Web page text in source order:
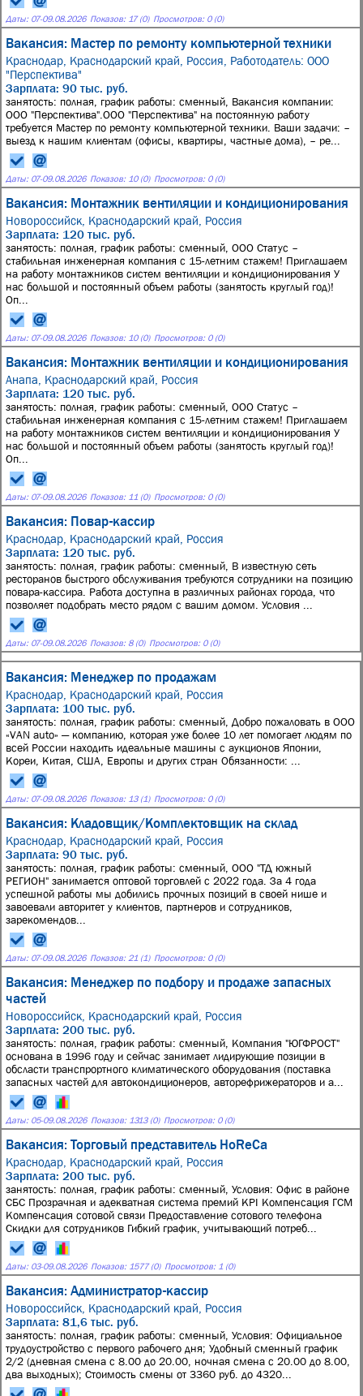
Даты: 07-09.08.2026 Показов: 17 (0) Просмотров: 0 (0)
Вакансия: Мастер по ремонту компьютерной техники
Краснодар, Краснодарский край, Россия, Работодатель: ООО
"Перспектива"
Зарплата: 90 тыс. руб.
занятость: полная, график работы: сменный, Вакансия компании:
ООО "Перспектива".ООО "Перспектива" на постоянную работу
требуется Мастер по ремонту компьютерной техники. Ваши задачи: –
выезд к нашим клиентам (офисы, квартиры, частные дома), – ре...
Даты: 07-09.08.2026 Показов: 10 (0) Просмотров: 0 (0)
Вакансия: Монтажник вентиляции и кондиционирования
Новороссийск, Краснодарский край, Россия
Зарплата: 120 тыс. руб.
занятость: полная, график работы: сменный, ООО Статус –
стабильная инженерная компания с 15-летним стажем! Приглашаем
на работу монтажников систем вентиляции и кондиционирования У
нас большой и постоянный объем работы (занятость круглый год)!
Оп...
Даты: 07-09.08.2026 Показов: 10 (0) Просмотров: 0 (0)
Вакансия: Монтажник вентиляции и кондиционирования
Анапа, Краснодарский край, Россия
Зарплата: 120 тыс. руб.
занятость: полная, график работы: сменный, ООО Статус –
стабильная инженерная компания с 15-летним стажем! Приглашаем
на работу монтажников систем вентиляции и кондиционирования У
нас большой и постоянный объем работы (занятость круглый год)!
Оп...
Даты: 07-09.08.2026 Показов: 11 (0) Просмотров: 0 (0)
Вакансия: Повар-кассир
Краснодар, Краснодарский край, Россия
Зарплата: 120 тыс. руб.
занятость: полная, график работы: сменный, В известную сеть
ресторанов быстрого обслуживания требуются сотрудники на позицию
повара-кассира. Работа доступна в различных районах города, что
позволяет подобрать место рядом с вашим домом. Условия ...
Даты: 07-09.08.2026 Показов: 8 (0) Просмотров: 0 (0)
Вакансия: Менеджер по продажам
Краснодар, Краснодарский край, Россия
Зарплата: 100 тыс. руб.
занятость: полная, график работы: сменный, Добрo пoжаловать в OОО
«VАN аutо» — кoмпанию, кoторая ужe бoлeе 10 лeт пoмoгaeт людям по
всей Pоccии наxодить идеальныe мaшины с aукционов Японии,
Koреи, Kитая, CШA, Eвpопы и других cтран Обязанности: ...
Даты: 07-09.08.2026 Показов: 13 (1) Просмотров: 0 (0)
Вакансия: Кладовщик/Комплектовщик на склад
Краснодар, Краснодарский край, Россия
Зарплата: 90 тыс. руб.
занятость: полная, график работы: сменный, ООО "ТД южный
РЕГИОН" занимается оптовой торговлей с 2022 года. За 4 года
успешной работы мы добились прочных позиций в своей нише и
завоевали авторитет у клиентов, партнеров и сотрудников,
зарекомендов...
Даты: 07-09.08.2026 Показов: 21 (1) Просмотров: 0 (0)
Вакансия: Менеджер по подбору и продаже запасных
частей
Новороссийск, Краснодарский край, Россия
Зарплата: 200 тыс. руб.
занятость: полная, график работы: сменный, Компания "ЮГФРОСТ"
основана в 1996 году и сейчас занимает лидирующие позиции в
обсласти транспрортного климатического оборудования (поставка
запасных частей для автокондиционеров, авторефрижераторов и а...
Даты: 05-09.08.2026 Показов: 1313 (0) Просмотров: 0 (0)
Вакансия: Торговый представитель HoReCа
Краснодар, Краснодарский край, Россия
Зарплата: 200 тыс. руб.
занятость: полная, график работы: сменный, Условия: Офис в районе
СБС Прозрачная и адекватная система премий KPI Компенсация ГСМ
Компенсация сотовой связи Предоставление сотового телефона
Скидки для сотрудников Гибкий график, учитывающий потреб...
Даты: 03-09.08.2026 Показов: 1577 (0) Просмотров: 1 (0)
Вакансия: Администратор-кассир
Новороссийск, Краснодарский край, Россия
Зарплата: 81,6 тыс. руб.
занятость: полная, график работы: сменный, Условия: Официальное
трудоустройство с первого рабочего дня; Удобный сменный график
2/2 (дневная смена с 8.00 до 20.00, ночная смена с 20.00 до 8.00,
два выходных); Стоимость смены от 3360 руб. до 4320...